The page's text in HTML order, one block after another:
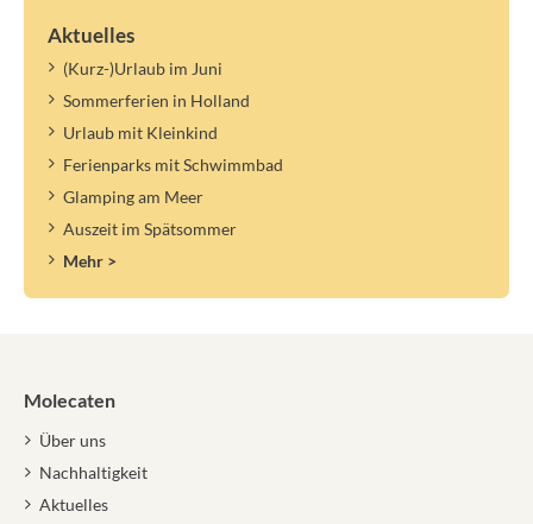
Aktuelles
(Kurz-)Urlaub im Juni
Sommerferien in Holland
Urlaub mit Kleinkind
Ferienparks mit Schwimmbad
Glamping am Meer
Auszeit im Spätsommer
Mehr >
Molecaten
Über uns
Nachhaltigkeit
Aktuelles